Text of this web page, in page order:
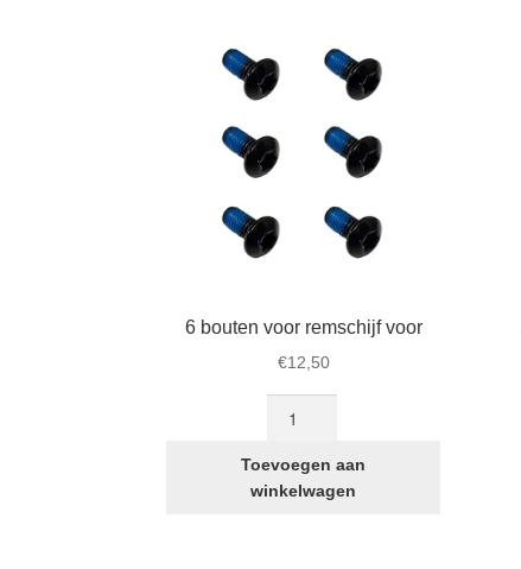
6 bouten voor remschijf voor
€12,50
voor
remschijf
Toevoegen aan
winkelwagen